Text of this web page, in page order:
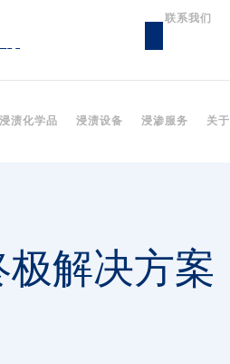
浸渍化学品 浸渍设备 浸渗服务 关于
联系我们
解决方案